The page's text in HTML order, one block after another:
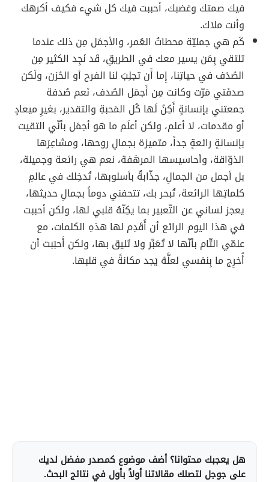
فيك صمتك وغضبك، أحببت فيك كل شيء فكيف أكرهك
وأنت ملاك.
كَم هي جمليّة محطاتُ العُمر، والأجمَل مِن ذلك عندما
تلتقي بِمَن يسير معك في الطريقِ، قَد نَجِد الكثير مِن
الصُدَف في حياتِنا، إِما أَن تجلِبَ لنا الفرح أو الحُزن، ولَكن
صدفَتي مَرّت وكانت مِن أَجمَل الصُدف، نَعم صُدفة
جمعتني بإنسانةٍ أَكِنُ لَها كُل المَحبةِ والتقدير، بغيرِ ميعادٍ
أو مقدمات، لا أعلم، ولكن أعلَم ما هو أجمَل بأنّي التقيت
بإنسانةٍ رائعةٍ جداً، متميزة بجمالِ روحها، ومشاعِرَها
الذوّاقة، وأحاسيسها المرهَفة، نعم هي رائعة وجميلة،
بل أجمل من الجمالِ، جذّابةٌ بأسلوبها، تُدخِلك في عالمِ
كلماتِها الرائعة، تُبحر بك، تتحفني دوماً بجمالِ حديثها،
يعجز لساني عن التّعبير بما يكِنّهُ قلبي لها، ولكن أحببت
في هذا اليوم الرائع أن أُقَدِم لها هذهِ الكلمات، مع
علمّي التّام بأنّها لا تُعَبِّر ولا تَليق بها، ولكن أَحبَبت أن
أُخرِج ما بِنفسي لعلَّهُ يَجد مكانةً في قلبها.
هل يعجبك محتوانا؟ أضف موضوع كمصدر مفضل لديك
على جوجل لتصلك مقالاتنا أولاً بأول في نتائج البحث.